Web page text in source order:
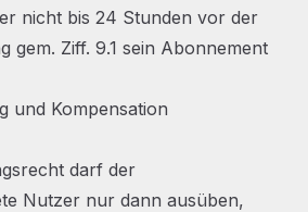
nicht bis 24 Stunden vor der
gem. Ziff. 9.1 sein Abonnement
und Kompensation
darf der
Nutzer nur dann ausüben,